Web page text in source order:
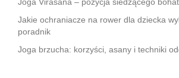
Jakie ochraniacze na rower dla dziecka
poradnik
Joga brzucha: korzyści, asany i techniki